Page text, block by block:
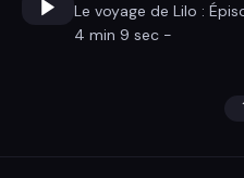
Le voyage de Lilo :
4 min 9 sec -